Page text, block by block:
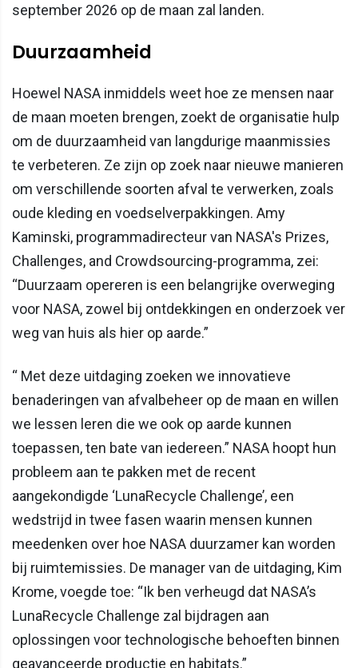
september 2026 op de maan zal landen.
Duurzaamheid
Hoewel NASA inmiddels weet hoe ze mensen naar
de maan moeten brengen, zoekt de organisatie hulp
om de duurzaamheid van langdurige maanmissies
te verbeteren. Ze zijn op zoek naar nieuwe manieren
om verschillende soorten afval te verwerken, zoals
oude kleding en voedselverpakkingen. Amy
Kaminski, programmadirecteur van NASA's Prizes,
Challenges, and Crowdsourcing-programma, zei:
“Duurzaam opereren is een belangrijke overweging
voor NASA, zowel bij ontdekkingen en onderzoek ver
weg van huis als hier op aarde.”
“ Met deze uitdaging zoeken we innovatieve
benaderingen van afvalbeheer op de maan en willen
we lessen leren die we ook op aarde kunnen
toepassen, ten bate van iedereen.” NASA hoopt hun
probleem aan te pakken met de recent
aangekondigde ‘LunaRecycle Challenge’, een
wedstrijd in twee fasen waarin mensen kunnen
meedenken over hoe NASA duurzamer kan worden
bij ruimtemissies. De manager van de uitdaging, Kim
Krome, voegde toe: “Ik ben verheugd dat NASA’s
LunaRecycle Challenge zal bijdragen aan
oplossingen voor technologische behoeften binnen
geavanceerde productie en habitats.”